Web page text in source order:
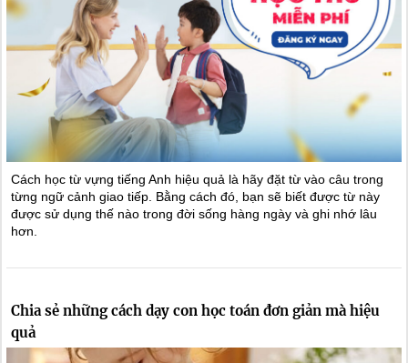
Cách học từ vựng tiếng Anh hiệu quả là hãy đặt từ vào câu trong
từng ngữ cảnh giao tiếp. Bằng cách đó, bạn sẽ biết được từ này
được sử dụng thế nào trong đời sống hàng ngày và ghi nhớ lâu
hơn.
Chia sẻ những cách dạy con học toán đơn giản mà hiệu
quả